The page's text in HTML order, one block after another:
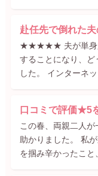
赴任先で倒れた
★★★★★ 夫が単身赴
することになり、ど
した。 インターネ
口コミで評価★5
この春、両親二人
助かりました。 私
を掴み辛かったこと